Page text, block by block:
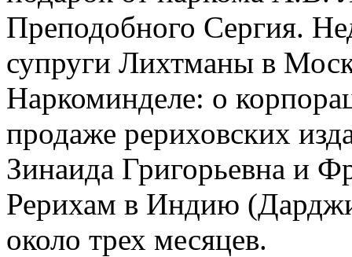
Преподобного Сергия.
супруги Лихтманы в
Наркоминделе: о
продаже рериховских
Зинаида Григорьевна и
Рерихам в Индию
около трех месяцев.